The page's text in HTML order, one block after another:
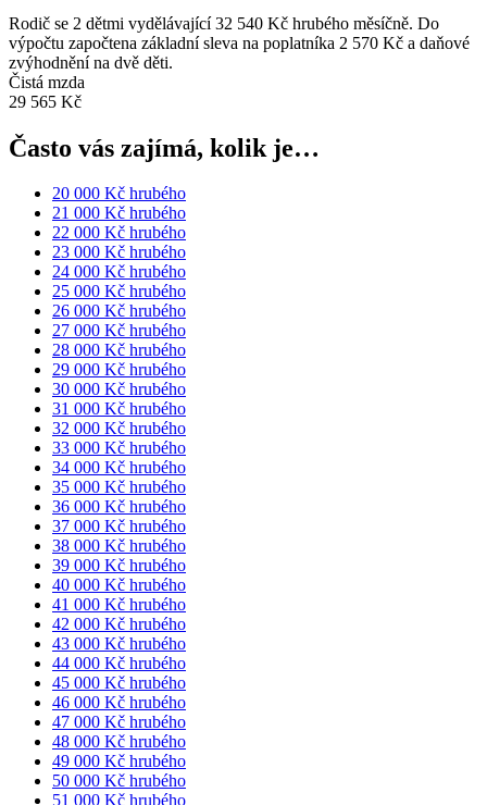
Rodič se 2 dětmi vydělávající 32 540 Kč hrubého měsíčně. Do
výpočtu započtena základní sleva na poplatníka 2 570 Kč a daňové
zvýhodnění na dvě děti.
Čistá mzda
29 565 Kč
Často vás zajímá, kolik je…
20 000 Kč hrubého
21 000 Kč hrubého
22 000 Kč hrubého
23 000 Kč hrubého
24 000 Kč hrubého
25 000 Kč hrubého
26 000 Kč hrubého
27 000 Kč hrubého
28 000 Kč hrubého
29 000 Kč hrubého
30 000 Kč hrubého
31 000 Kč hrubého
32 000 Kč hrubého
33 000 Kč hrubého
34 000 Kč hrubého
35 000 Kč hrubého
36 000 Kč hrubého
37 000 Kč hrubého
38 000 Kč hrubého
39 000 Kč hrubého
40 000 Kč hrubého
41 000 Kč hrubého
42 000 Kč hrubého
43 000 Kč hrubého
44 000 Kč hrubého
45 000 Kč hrubého
46 000 Kč hrubého
47 000 Kč hrubého
48 000 Kč hrubého
49 000 Kč hrubého
50 000 Kč hrubého
51 000 Kč hrubého